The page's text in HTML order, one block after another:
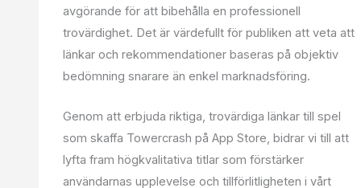
avgörande för att bibehålla en professionell
trovärdighet. Det är värdefullt för publiken att veta att
länkar och rekommendationer baseras på objektiv
bedömning snarare än enkel marknadsföring.
Genom att erbjuda riktiga, trovärdiga länkar till spel
som skaffa Towercrash på App Store, bidrar vi till att
lyfta fram högkvalitativa titlar som förstärker
användarnas upplevelse och tillförlitligheten i vårt